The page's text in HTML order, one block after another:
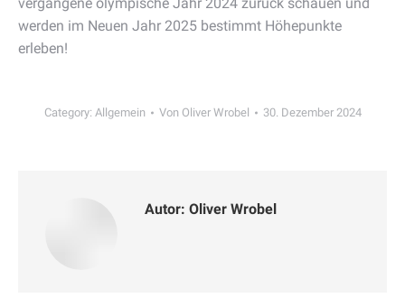
werden im Neuen Jahr 2025 bestimmt Höhepunkte
erleben!
Category: Allgemein Von Oliver Wrobel 30. Dezember 2024
Autor: Oliver Wrobel